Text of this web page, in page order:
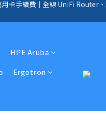
手續費、購物滿 HK$1000，即享
客製化中、小、大型企業網絡
HPE Aruba
Ergotron